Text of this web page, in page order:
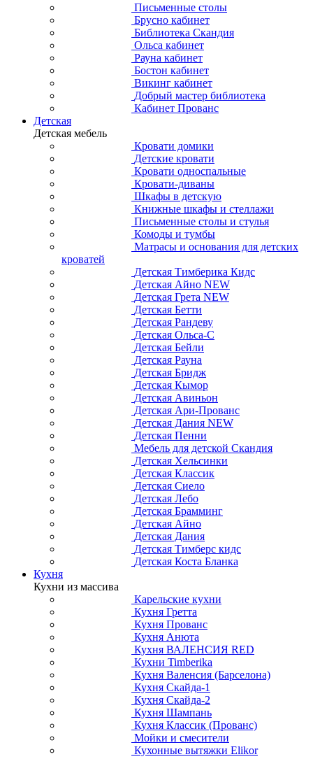
Письменные столы
Брусно кабинет
Библиотека Скандия
Ольса кабинет
Рауна кабинет
Бостон кабинет
Викинг кабинет
Добрый мастер библиотека
Кабинет Прованс
Детская
Детская мебель
Кровати домики
Детские кровати
Кровати односпальные
Кровати-диваны
Шкафы в детскую
Книжные шкафы и стеллажи
Письменные столы и стулья
Комоды и тумбы
Матрасы и основания для детских
кроватей
Детская Тимберика Кидс
Детская Айно NEW
Детская Грета NEW
Детская Бетти
Детская Рандеву
Детская Ольса-С
Детская Бейли
Детская Рауна
Детская Бридж
Детская Кымор
Детская Авиньон
Детская Ари-Прованс
Детская Дания NEW
Детская Пенни
Мебель для детской Скандия
Детская Хельсинки
Детская Классик
Детская Сиело
Детская Лебо
Детская Брамминг
Детская Айно
Детская Дания
Детская Тимберс кидс
Детская Коста Бланка
Кухня
Кухни из массива
Карельские кухни
Кухня Гретта
Кухня Прованс
Кухня Анюта
Кухня ВАЛЕНСИЯ RED
Кухни Timberika
Кухня Валенсия (Барселона)
Кухня Скайда-1
Кухня Скайда-2
Кухня Шампань
Кухня Классик (Прованс)
Мойки и смесители
Кухонные вытяжки Elikor